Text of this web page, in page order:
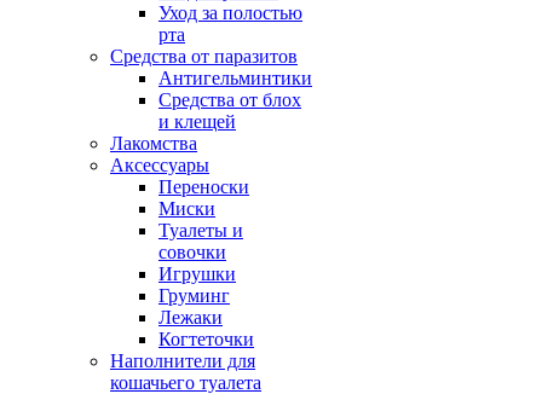
Уход за полостью
рта
Средства от паразитов
Антигельминтики
Средства от блох
и клещей
Лакомства
Аксессуары
Переноски
Миски
Туалеты и
совочки
Игрушки
Груминг
Лежаки
Когтеточки
Наполнители для
кошачьего туалета